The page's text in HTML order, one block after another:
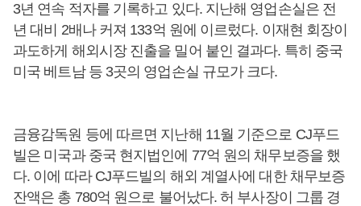
3년 연속 적자를 기록하고 있다. 지난해 영업손실은 전
년 대비 2배나 커져 133억 원에 이르렀다. 이재현 회장이
과도하게 해외시장 진출을 밀어 붙인 결과다. 특히 중국
미국 베트남 등 3곳의 영업손실 규모가 크다.
금융감독원 등에 따르면 지난해 11월 기준으로 CJ푸드
빌은 미국과 중국 현지법인에 77억 원의 채무보증을 했
다. 이에 따라 CJ푸드빌의 해외 계열사에 대한 채무보증
잔액은 총 780억 원으로 불어났다. 허 부사장이 그룹 경